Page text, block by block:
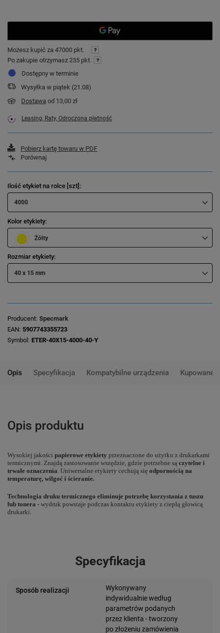
Możesz kupić za 47000 pkt.
Po zakupie otrzymasz 235 pkt.
Dostępny w terminie
Wysyłka w piątek (21.08)
Dostawa od 13,00 zł
Leasing, Raty, Odroczona płatność
Pobierz kartę towaru w PDF
Porównaj
Ilość etykiet na rolce [szt]
4000
Kolor etykiety
Żółty
Rozmiar etykiety
40 x 15 mm
Producent Specmark
EAN 5907743355723
Symbol ETER-40X15-4000-40-Y
Opis Specyfikacja Kompatybilne urządzenia Kupowane
Opis produktu
Wysokiej jakości papierowe etykiety przeznaczone do użytku z drukarkami
termicznymi. Znajdą zastosowanie wszędzie, gdzie potrzebne są czytelne i
trwałe oznaczenia . Uniwersalne etykiety cechują się odpornością na
temperaturę, wilgoć i ścieranie.
Technologia druku termicznego eliminuje potrzebę korzystania z tuszu
lub tonera - wydruk powstaje podczas kontaktu etykiety z ciepłą głowicą
drukarki.
Specyfikacja
Sposób realizacji
Wykonywany
indywidualnie według
parametrów podanych
przez klienta - tworzony
po złożeniu zamówienia